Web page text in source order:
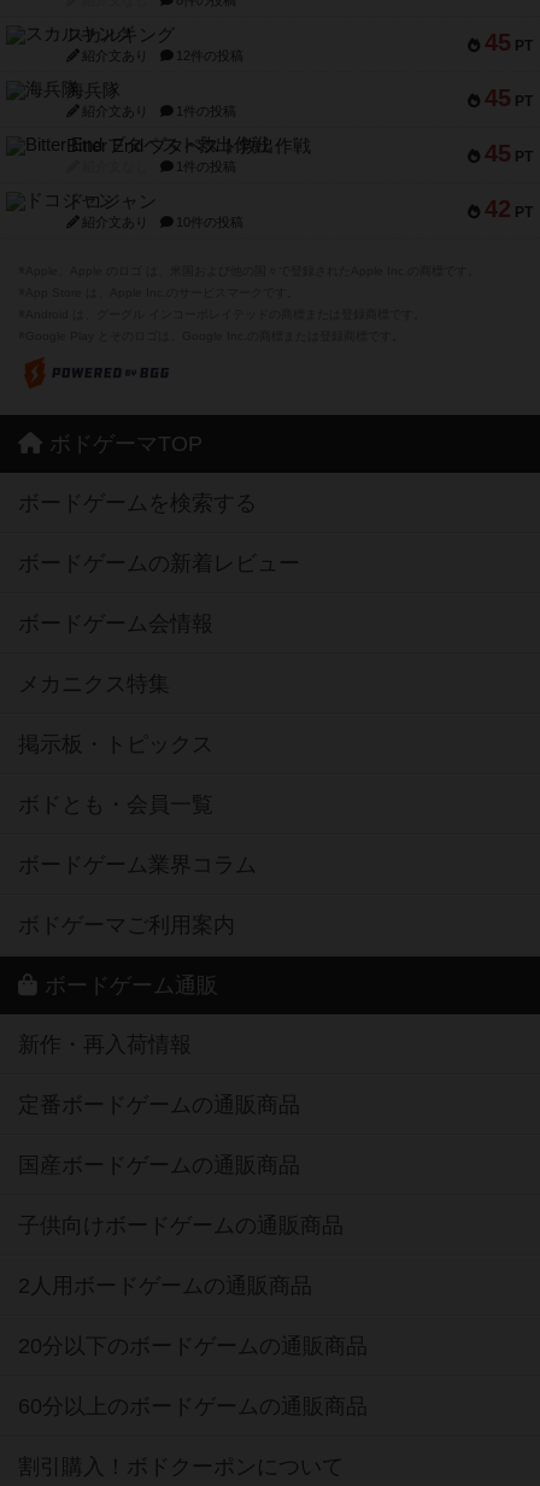
45 PT
スカルキング
紹介文あり 12件の投稿
45 PT
海兵隊
紹介文あり 1件の投稿
45 PT
Bitter End ブタペスト救出作戦
1件の投稿
42 PT
ドコジャン
紹介文あり 10件の投稿
ボドゲーマTOP
ボードゲームを検索する
ボードゲームの新着レビュー
ボードゲーム会情報
メカニクス特集
掲示板・トピックス
ボドとも・会員一覧
ボードゲーム業界コラム
ボドゲーマご利用案内
ボードゲーム通販
新作・再入荷情報
定番ボードゲームの通販商品
国産ボードゲームの通販商品
子供向けボードゲームの通販商品
2人用ボードゲームの通販商品
20分以下のボードゲームの通販商品
60分以上のボードゲームの通販商品
割引購入！ボドクーポンについて